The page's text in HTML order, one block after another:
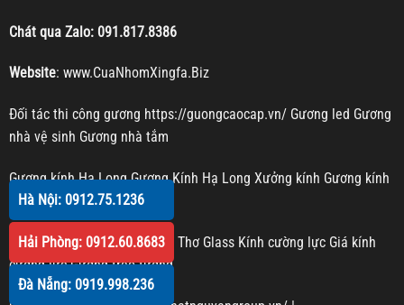
Chát qua Zalo: 091.817.8386
Website: www.CuaNhomXingfa.Biz
Đối tác thi công gương https://guongcaocap.vn/ Gương led Gương
nhà vệ sinh Gương nhà tắm
Gương kính Hạ LongGương Kính Hạ Long Xưởng kính Gương kính
Gương trang trí
Kính cường lực Cần ThơCần Thơ GlassKính cường lực Giá kính
cường lực Gương treo tường
Hà Nội: 0912.75.1236
Hải Phòng: 0912.60.8683
Đà Nẵng: 0919.998.236